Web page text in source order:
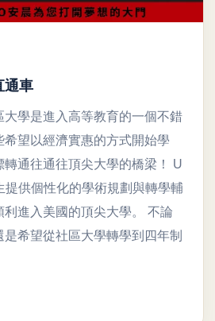
通車
大學是進入高等教育的一個不錯
望以經濟實惠的方式開始學
通往通往頂尖大學的橋梁！ U
提供個性化的學術規劃與轉學輔
進入美國的頂尖大學。 不論
希望從社區大學轉學到四年制